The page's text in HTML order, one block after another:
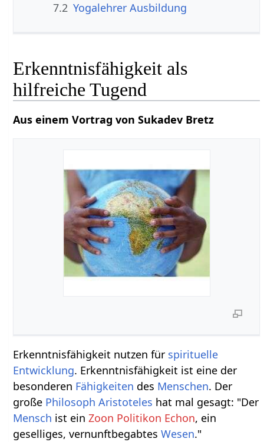
7.2 Yogalehrer Ausbildung
Erkenntnisfähigkeit als
hilfreiche Tugend
Aus einem Vortrag von Sukadev Bretz
Erkenntnisfähigkeit nutzen für spirituelle
Entwicklung. Erkenntnisfähigkeit ist eine der
besonderen Fähigkeiten des Menschen. Der
große Philosoph Aristoteles hat mal gesagt: "Der
Mensch ist einZoon Politikon Echon, ein
geselliges, vernunftbegabtesWesen."